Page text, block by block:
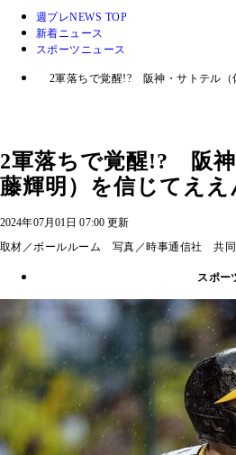
週プレNEWS TOP
新着ニュース
スポーツニュース
2軍落ちで覚醒!? 阪神・サトテル（
2軍落ちで覚醒!? 阪
藤輝明）を信じてええ
2024年07月01日 07:00 更新
取材／ボールルーム 写真／時事通信社 共同
スポー